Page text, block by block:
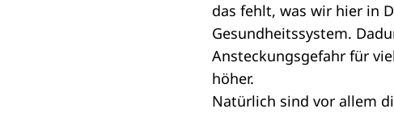
das fehlt, was wir hier in
Gesundheitssystem.
Ansteckungsgefahr für
höher.
Natürlich sind vor allem